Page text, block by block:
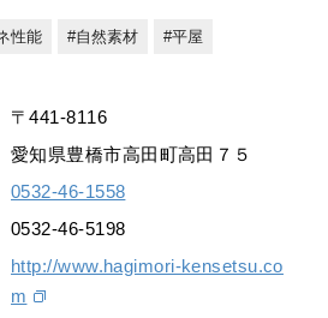
性能 自然素材 平屋
〒441-8116
愛知県豊橋市高田町高田７５
0532-46-1558
0532-46-5198
http://www.hagimori-kensetsu.co
m